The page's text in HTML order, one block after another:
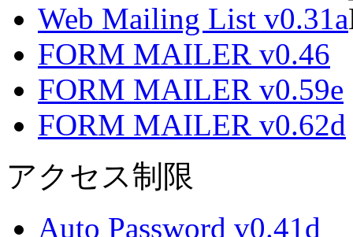
Web Mailing List v0.31a
FORM MAILER v0.46
FORM MAILER v0.59e
FORM MAILER v0.62d
アクセス制限
Auto Password v0.41d